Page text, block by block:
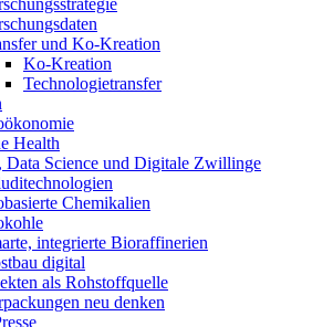
und Ko-Kreation
Ko-Kreation
Technologietransfer
Health
Data Science und Digitale Zwillinge
Chemikalien
integrierte Bioraffinerien
digital
als Rohstoffquelle
neu denken